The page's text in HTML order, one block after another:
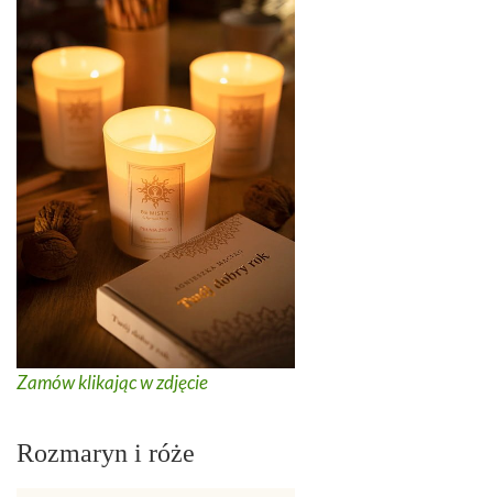
Zamów klikając w zdjęcie
Rozmaryn i róże